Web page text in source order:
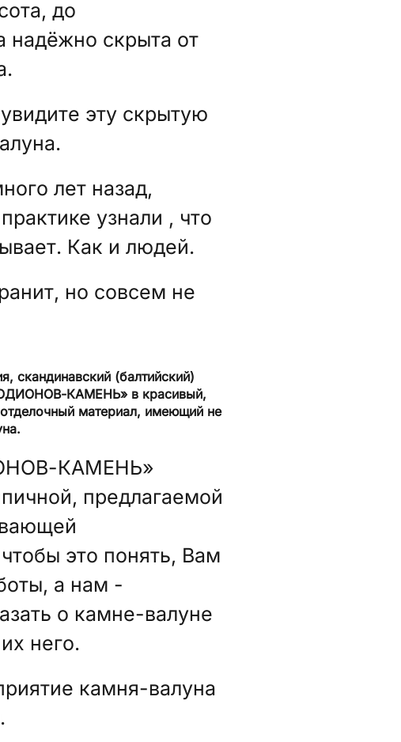
до
надёжно скрыта от
эту скрытую
лет назад,
узнали , что
Как и людей.
но совсем не
скандинавский (балтийский)
КАМЕНЬ» в красивый,
материал, имеющий не
КАМЕНЬ»
предлагаемой
это понять, Вам
а нам -
о камне-валуне
него.
камня-валуна